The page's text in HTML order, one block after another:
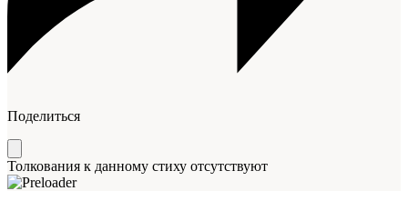
Поделиться
Толкования к данному стиху отсутствуют